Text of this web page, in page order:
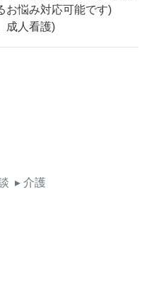
お悩み対応可能です)
成人看護)
▸ 介護